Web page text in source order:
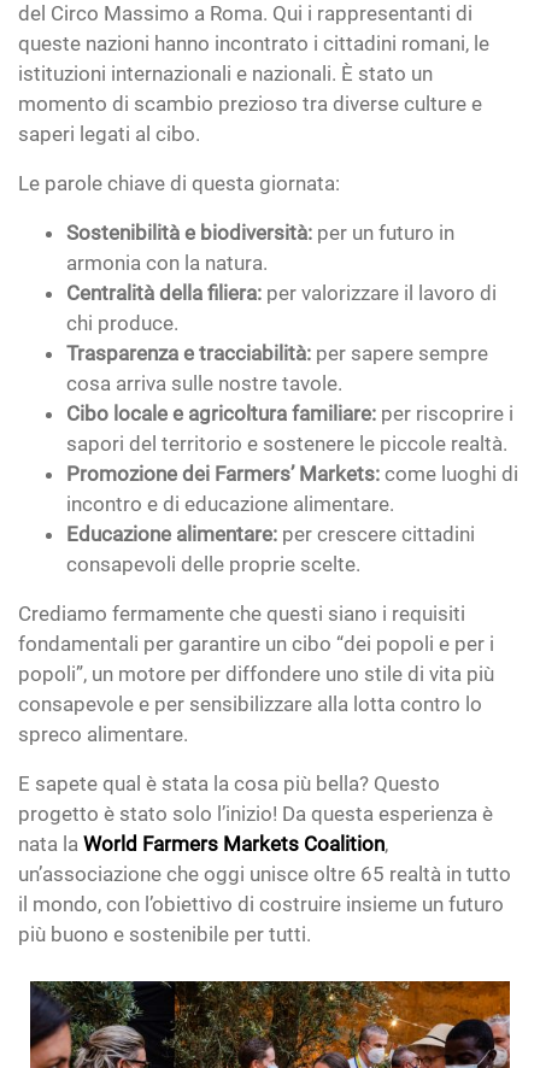
del Circo Massimo a Roma. Qui i rappresentanti di
queste nazioni hanno incontrato i cittadini romani, le
istituzioni internazionali e nazionali. È stato un
momento di scambio prezioso tra diverse culture e
saperi legati al cibo.
Le parole chiave di questa giornata:
Sostenibilità e biodiversità: per un futuro in
armonia con la natura.
Centralità della filiera: per valorizzare il lavoro di
chi produce.
Trasparenza e tracciabilità: per sapere sempre
cosa arriva sulle nostre tavole.
Cibo locale e agricoltura familiare: per riscoprire i
sapori del territorio e sostenere le piccole realtà.
Promozione dei Farmers’ Markets: come luoghi di
incontro e di educazione alimentare.
Educazione alimentare: per crescere cittadini
consapevoli delle proprie scelte.
Crediamo fermamente che questi siano i requisiti
fondamentali per garantire un cibo “dei popoli e per i
popoli”, un motore per diffondere uno stile di vita più
consapevole e per sensibilizzare alla lotta contro lo
spreco alimentare.
E sapete qual è stata la cosa più bella? Questo
progetto è stato solo l’inizio! Da questa esperienza è
nata la World Farmers Markets Coalition,
un’associazione che oggi unisce oltre 65 realtà in tutto
il mondo, con l’obiettivo di costruire insieme un futuro
più buono e sostenibile per tutti.